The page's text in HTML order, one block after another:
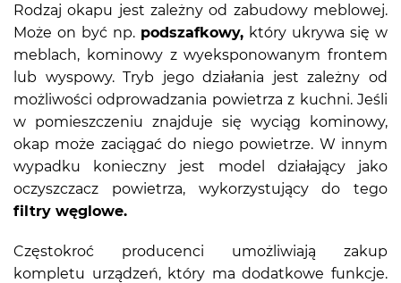
Rodzaj okapu jest zależny od zabudowy meblowej.
Może on być np. podszafkowy, który ukrywa się w
meblach, kominowy z wyeksponowanym frontem
lub wyspowy. Tryb jego działania jest zależny od
możliwości odprowadzania powietrza z kuchni. Jeśli
w pomieszczeniu znajduje się wyciąg kominowy,
okap może zaciągać do niego powietrze. W innym
wypadku konieczny jest model działający jako
oczyszczacz powietrza, wykorzystujący do tego
filtry węglowe.
Częstokroć producenci umożliwiają zakup
kompletu urządzeń, który ma dodatkowe funkcje.